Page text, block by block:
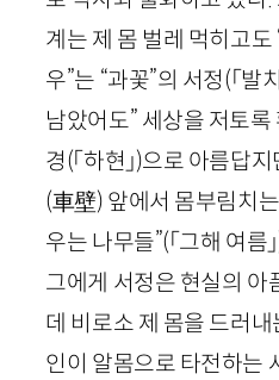
계는 제 몸 벌레 먹히고도
우”는 “과꽃”의 서정(「발
남았어도” 세상을 저토
경(「하현」)으로 아름답지
(車壁) 앞에서 몸부림치
우는 나무들”(「그해 여름
그에게 서정은 현실의 아
데 비로소 제 몸을 드러내
인이 알몸으로 타전하는